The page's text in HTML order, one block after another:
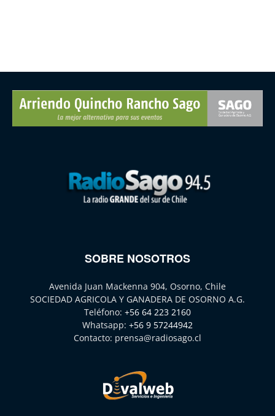
SOBRE NOSOTROS
Avenida Juan Mackenna 904, Osorno, Chile
SOCIEDAD AGRICOLA Y GANADERA DE OSORNO A.G.
Teléfono: +56 64 223 2160
Whatsapp: +56 9 57244942
Contacto: prensa@radiosago.cl